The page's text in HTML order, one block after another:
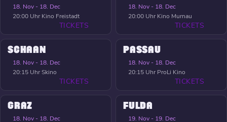
18. Nov - 18. Dec
20:00 Uhr Kino Freistadt
TICKETS
18. Nov - 18. Dec
20:00 Uhr Kino Murnau
TICKETS
SCHAAN
18. Nov - 18. Dec
20:15 UhrSkino
TICKETS
PASSAU
18. Nov - 18. Dec
20:15 Uhr ProLi Kino
TICKETS
GRAZ
18. Nov - 18. Dec
FULDA
19. Nov - 19. Dec